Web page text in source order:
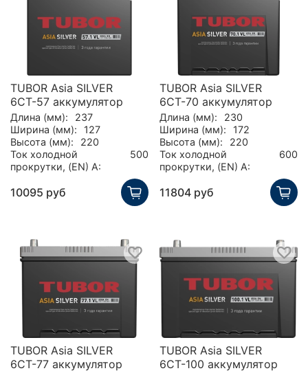
TUBOR Asia SILVER
6СТ-57 аккумулятор
Длина (мм):
237
Ширина (мм):
127
Высота (мм):
220
Ток холодной
прокрутки, (EN) А:
500
10095 руб
TUBOR Asia SILVER
6СТ-70 аккумулятор
Длина (мм):
230
Ширина (мм):
172
Высота (мм):
220
Ток холодной
прокрутки, (EN) А:
600
11804 руб
TUBOR Asia SILVER
6СТ-77 аккумулятор
TUBOR Asia SILVER
6СТ-100 аккумулятор